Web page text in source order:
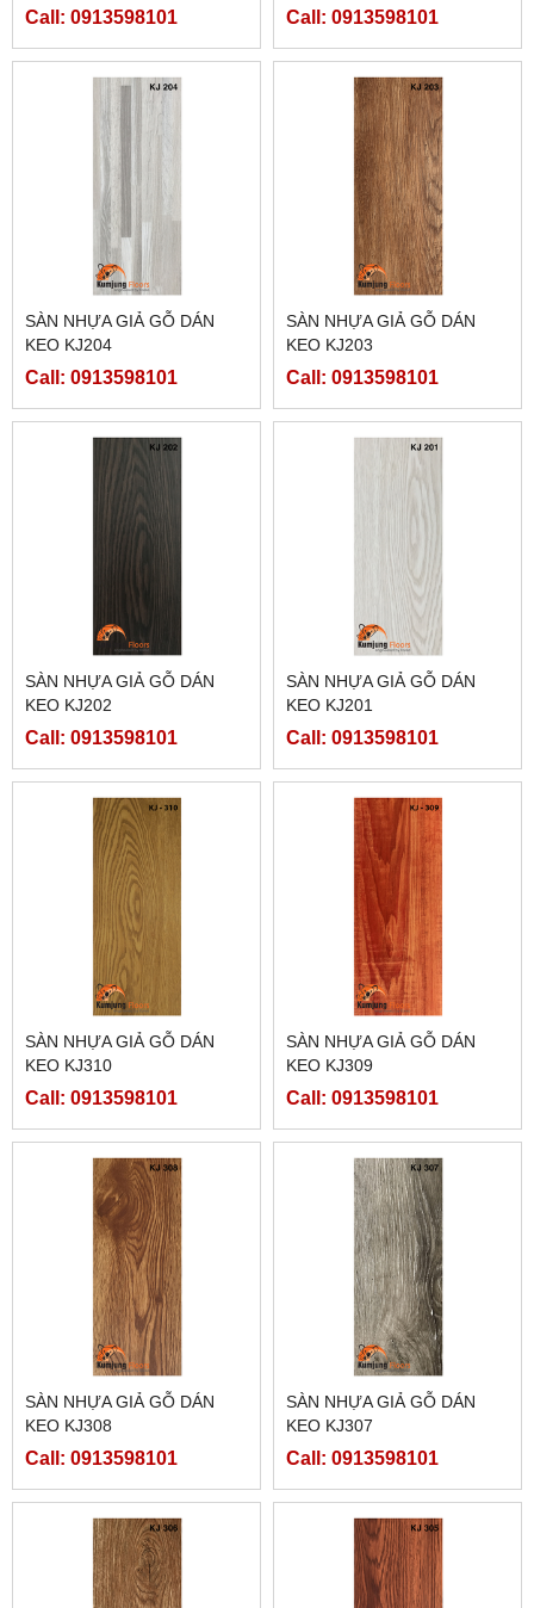
Call: 0913598101 Call: 0913598101
SÀN NHỰA GIẢ GỖ DÁN
KEO KJ204
Call: 0913598101
SÀN NHỰA GIẢ GỖ DÁN
KEO KJ203
Call: 0913598101
SÀN NHỰA GIẢ GỖ DÁN
KEO KJ202
Call: 0913598101
SÀN NHỰA GIẢ GỖ DÁN
KEO KJ201
Call: 0913598101
SÀN NHỰA GIẢ GỖ DÁN
KEO KJ310
Call: 0913598101
SÀN NHỰA GIẢ GỖ DÁN
KEO KJ309
Call: 0913598101
SÀN NHỰA GIẢ GỖ DÁN
KEO KJ308
Call: 0913598101
SÀN NHỰA GIẢ GỖ DÁN
KEO KJ307
Call: 0913598101